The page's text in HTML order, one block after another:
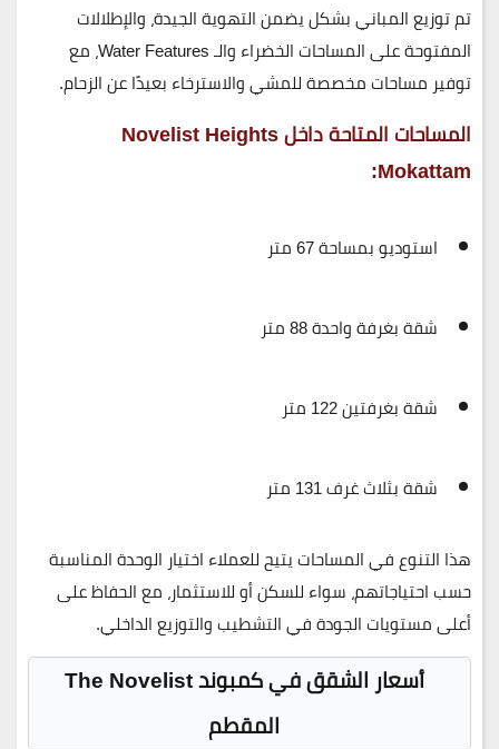
تم توزيع المباني بشكل يضمن التهوية الجيدة، والإطلالات
المفتوحة على المساحات الخضراء والـ Water Features
، مع
توفير مساحات مخصصة للمشي والاسترخاء بعيدًا عن الزحام.
المساحات المتاحة داخلNovelist Heights
Mokattam
:
استوديو بمساحة 67 متر
شقة بغرفة واحدة 88 متر
شقة بغرفتين 122 متر
شقة بثلاث غرف 131 متر
هذا التنوع في المساحات يتيح للعملاء اختيار الوحدة المناسبة
حسب احتياجاتهم، سواء للسكن أو للاستثمار، مع الحفاظ على
أعلى مستويات الجودة في التشطيب والتوزيع الداخلي.
أسعار الشقق في كمبوند The Novelist
المقطم